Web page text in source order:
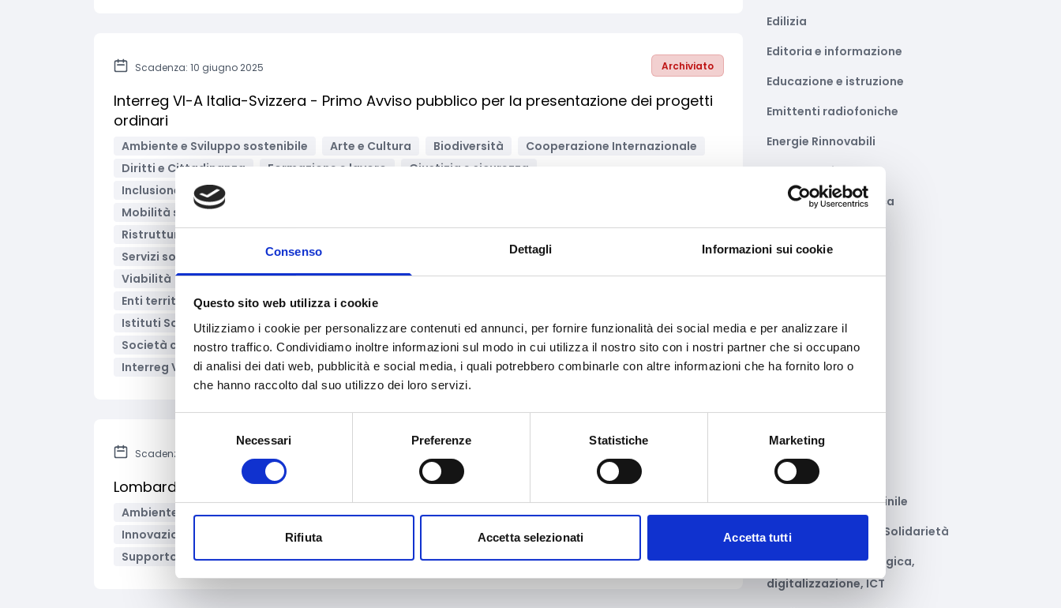
Consenso Dettagli Informazioni sui cookie
Questo sito web utilizza i cookie
Utilizziamo i cookie per personalizzare contenuti ed annunci, per fornire funzionalità dei social media e per analizzare il
nostro traffico. Condividiamo inoltre informazioni sul modo in cui utilizza il nostro sito con i nostri partner che si occupano
di analisi dei dati web, pubblicità e social media, i quali potrebbero combinarle con altre informazioni che ha fornito loro o
che hanno raccolto dal suo utilizzo dei loro servizi.
consenso
Necessari Preferenze Statistiche Marketing
Rifiuta Accetta selezionati Accetta tutti
Scadenza: 10 giugno 2025 Archiviato
Interreg VI-A Italia-Svizzera - Primo Avviso pubblico per la presentazione dei progetti
ordinari
Ambiente e Sviluppo sostenibile Arte e Cultura Biodiversità
Cooperazione Internazionale
Diritti e Cittadinanza
Formazione e lavoro
Giustizia e sicurezza
Inclusione Sociale e Solidarietà
Mobilità sostenibile
Ristrutturazione, recupero, riqualificazione
Servizi sociali e socio-sanitari
Sviluppo e promozione territoriale Trasporti
Viabilità
Associazioni di categoria Enti no profit / Enti del Terzo Settore
Enti pubblici
Enti territoriali/Enti locali
Grandi Imprese
Istituti Scolastici
Liberi professionisti Micro-imprese Organismi di formazione
PMI
Società cooperative
Startup Università/Centri di ricerca
Bandi Europei
Interreg VI-A Italia-Svizzera
Scadenza: 2 febbraio 2024
Lombardia - Ricerca&Innova
Ambiente e Sviluppo sostenibile Arte e Cultura
Formazione e lavoro
Innovazione tecnologica, digitalizzazione, ICT
Ricerca Scientifica
Salute e medicina
Supporto alle imprese
Sviluppo e promozione territoriale Imprese Bandi regionali / locali
Edilizia
Editoria e informazione
Educazione e istruzione
Emittenti radiofoniche
Energie Rinnovabili
Farmaceutico
Farmacia e/o chimica
Fashion
Formazione e lavoro
Fotovoltaico
Giustizia e sicurezza
Green economy
Impianti sportivi
Imprenditoria femminile
Inclusione Sociale e Solidarietà
Innovazione tecnologica,
digitalizzazione, ICT